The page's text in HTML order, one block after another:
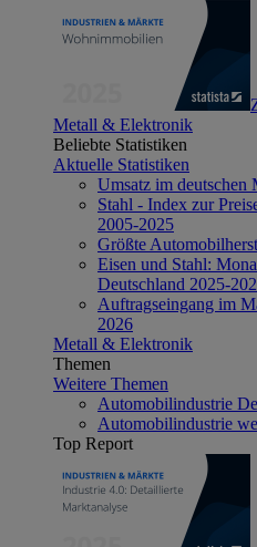
Metall & Elektronik
Beliebte Statistiken
Aktuelle Statistiken
Umsatz im deutschen
Stahl - Index zur
2005-2025
Größte
Eisen und Stahl:
Deutschland 2025-
Auftragseingang im
2026
Metall & Elektronik
Themen
Weitere Themen
Automobilindustrie
Automobilindustrie
Top Report